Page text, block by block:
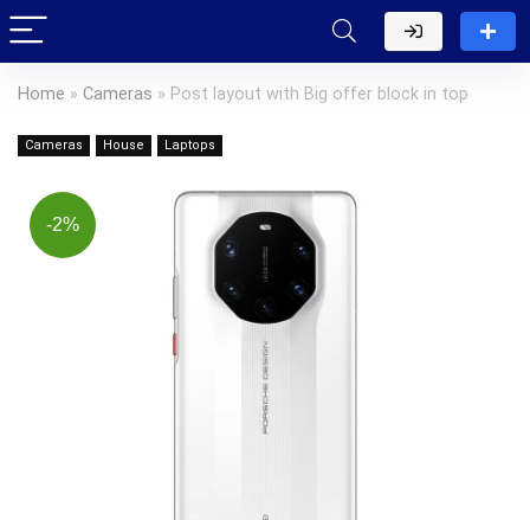
Home » Cameras » Post layout with Big offer block in top
Cameras House Laptops
-2%